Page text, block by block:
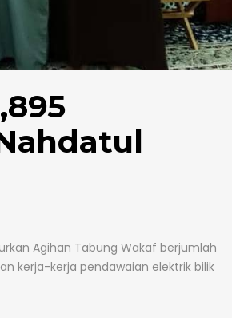
Agihan Tabung Wakaf berjumlah
kerja-kerja pendawaian elektrik bilik